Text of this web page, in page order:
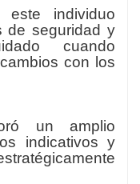
este individuo
de seguridad y
cuando
con los
un amplio
indicativos y